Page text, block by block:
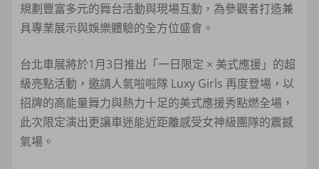
規劃豐富多元的舞台活動與現場互動，為參觀者打造兼
具專業展示與娛樂體驗的全方位盛會。
台北車展將於1月3日推出「一日限定 × 美式應援」的超
級亮點活動，邀請人氣啦啦隊 Luxy Girls 再度登場，以
招牌的高能量舞力與熱力十足的美式應援秀點燃全場，
此次限定演出更讓車迷能近距離感受女神級團隊的震撼
氣場。